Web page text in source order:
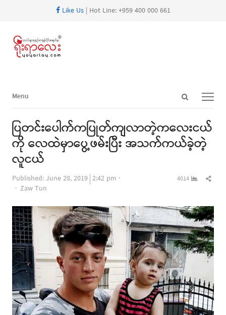
Like Us| Hot Line: +959 400 000 661
Open
panel
Menu
Menu
ပြတင်းပေါက်ကပြုတ်ကျလာတဲ့ကလေးငယ်
ကို လေထဲမှာပွေ့ဖမ်းပြီး အသက်ကယ်ခဲ့တဲ့
လူငယ်
Published:June 28, 2019 2:42 pm
Author
Zaw Tun
4014